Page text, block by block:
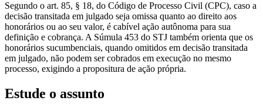
Segundo o art. 85, § 18, do Código de Processo Civil (CPC), caso a
decisão transitada em julgado seja omissa quanto ao direito aos
honorários ou ao seu valor, é cabível ação autônoma para sua
definição e cobrança. A Súmula 453 do STJ também orienta que os
honorários sucumbenciais, quando omitidos em decisão transitada
em julgado, não podem ser cobrados em execução no mesmo
processo, exigindo a propositura de ação própria.
Estude o assunto